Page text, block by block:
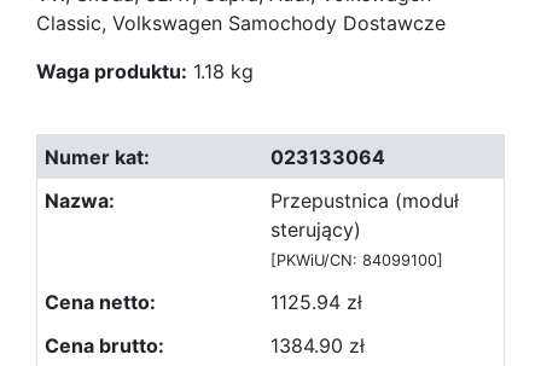
Classic, Volkswagen Samochody Dostawcze
Waga produktu: 1.18 kg
023133064
Przepustnica (moduł
sterujący)
[PKWiU/CN: 84099100]
1125.94 zł
1384.90 zł